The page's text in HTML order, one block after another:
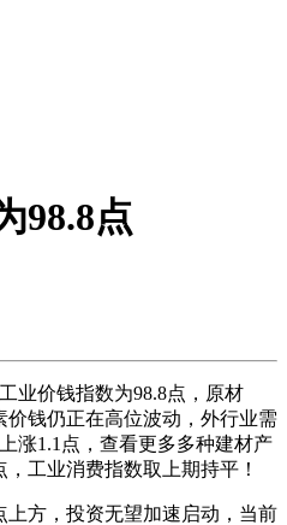
98.8点
价钱指数为98.8点，原材
钱仍正在高位波动，外行业需
涨1.1点，查看更多多种建材产
工业消费指数取上期持平！
方，投资无望加速启动，当前